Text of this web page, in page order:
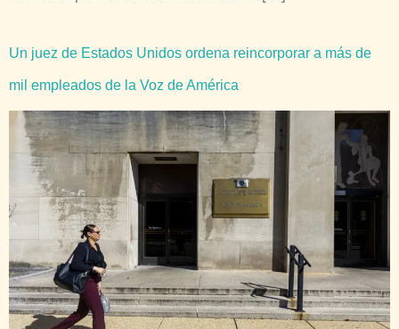
Un juez de Estados Unidos ordena reincorporar a más de
mil empleados de la Voz de América